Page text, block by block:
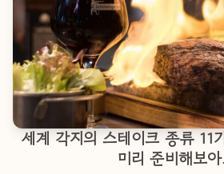
세계 각지의 스테이크 종류 11
미리 준비해보